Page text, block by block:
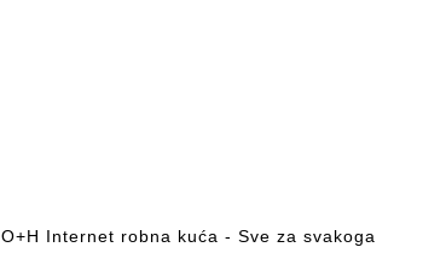
O+H Internet robna kuća - Sve za svakoga